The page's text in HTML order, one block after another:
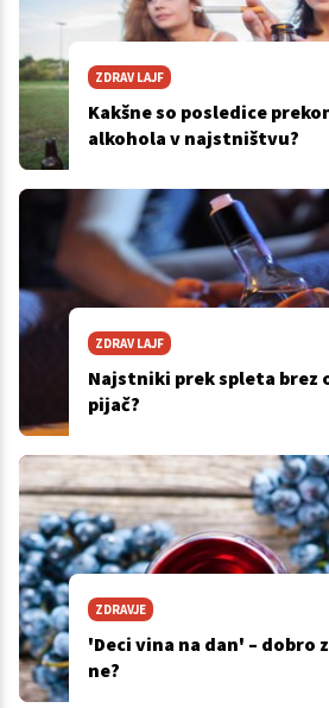
ZDRAV LAJF
Kakšne so posledice
alkohola v najstništvu?
ZDRAV LAJF
Najstniki prek spleta brez
pijač?
ZDRAVJE
'Deci vina na dan' – dobro
ne?